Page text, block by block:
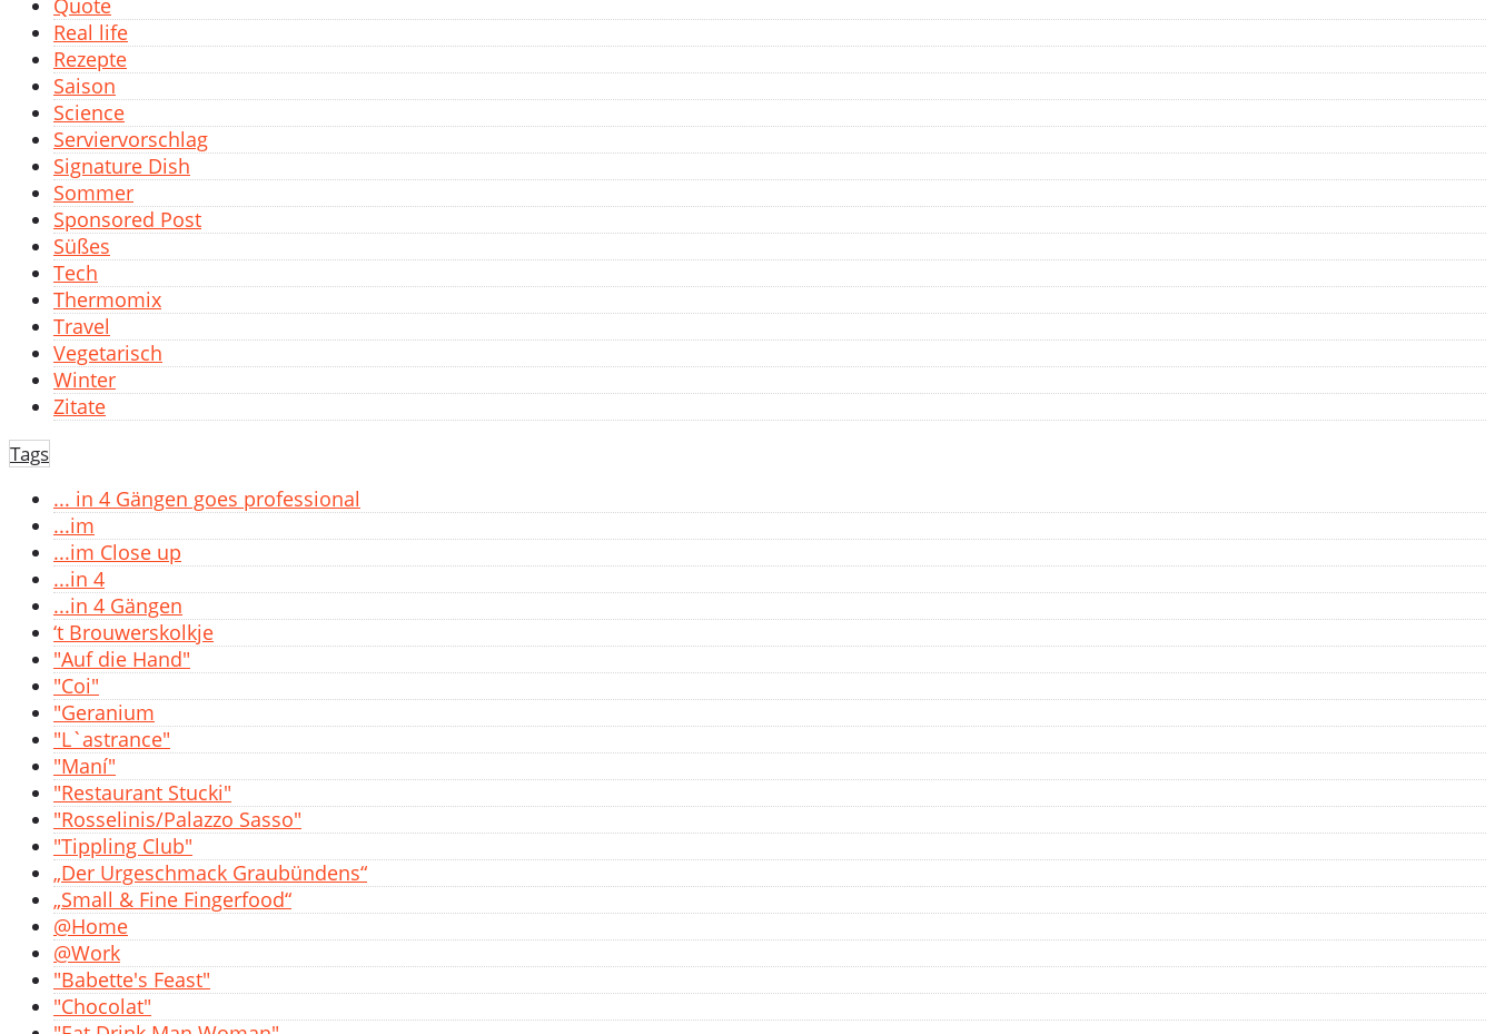
Quote
Real life
Rezepte
Saison
Science
Serviervorschlag
Signature Dish
Sommer
Sponsored Post
Süßes
Tech
Thermomix
Travel
Vegetarisch
Winter
Zitate
Tags
... in 4 Gängen goes professional
...im
...im Close up
...in 4
...in 4 Gängen
‘t Brouwerskolkje
"Auf die Hand"
"Coi"
"Geranium
"L`astrance"
"Maní"
"Restaurant Stucki"
"Rosselinis/Palazzo Sasso"
"Tippling Club"
„Der Urgeschmack Graubündens“
„Small & Fine Fingerfood“
@Home
@Work
"Babette's Feast"
"Chocolat"